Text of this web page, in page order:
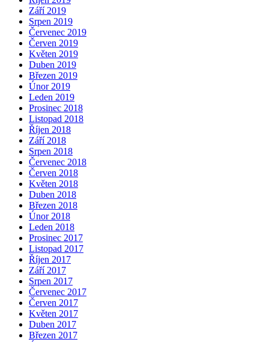
Září 2019
Srpen 2019
Červenec 2019
Červen 2019
Květen 2019
Duben 2019
Březen 2019
Únor 2019
Leden 2019
Prosinec 2018
Listopad 2018
Říjen 2018
Září 2018
Srpen 2018
Červenec 2018
Červen 2018
Květen 2018
Duben 2018
Březen 2018
Únor 2018
Leden 2018
Prosinec 2017
Listopad 2017
Říjen 2017
Září 2017
Srpen 2017
Červenec 2017
Červen 2017
Květen 2017
Duben 2017
Březen 2017